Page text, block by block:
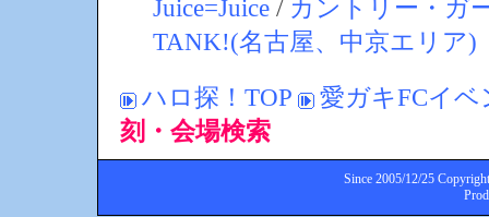
Juice=Juice / カントリー・ガ
TANK!(名古屋、中京エリア)
ハロ探！TOP
愛ガキFCイベ
刻・会場検索
Since 2005/12/25